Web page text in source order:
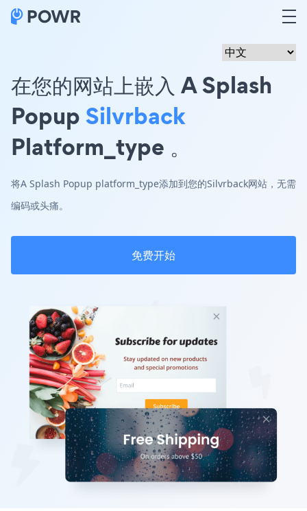
在您的网站上嵌入 A Splash
PopupSilvrback
Platform_type 。
将A Splash Popup platform_type添加到您的Silvrback网站，无需
编码或头痛。
免费开始